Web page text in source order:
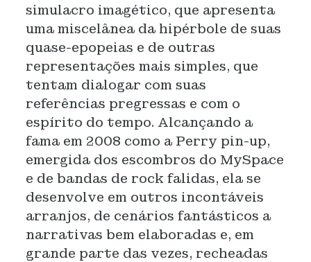
simulacro imagético, que apresenta
uma miscelânea da hipérbole de suas
quase-epopeias e de outras
representações mais simples, que
tentam dialogar com suas
referências pregressas e com o
espírito do tempo. Alcançando a
fama em 2008 como a Perry pin-up,
emergida dos escombros do MySpace
e de bandas de rock falidas, ela se
desenvolve em outros incontáveis
arranjos, de cenários fantásticos a
narrativas bem elaboradas e, em
grande parte das vezes, recheadas